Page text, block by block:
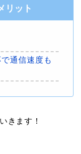
リット
通信速度も
きます！